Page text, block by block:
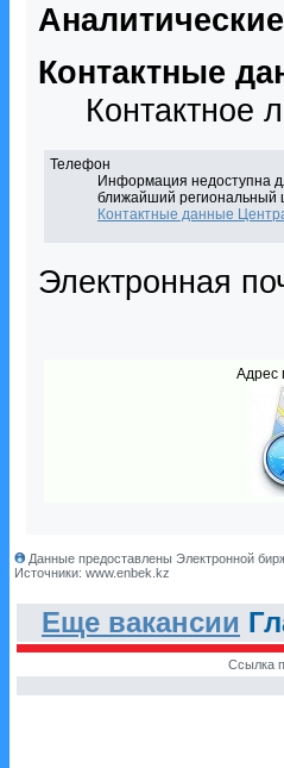
Контактные
Контактное
Телефон
Информация недоступна
ближайший региональный
Контактные данные
Электронная
Адрес
Данные предоставлены Электронной
Источники: www.enbek.kz
Еще вакансии
Ссылка